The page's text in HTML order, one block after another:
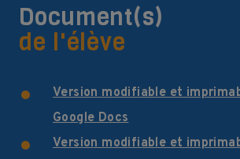
Document(s)
de l'élève
Version modifiable et
Google Docs
Version modifiable et